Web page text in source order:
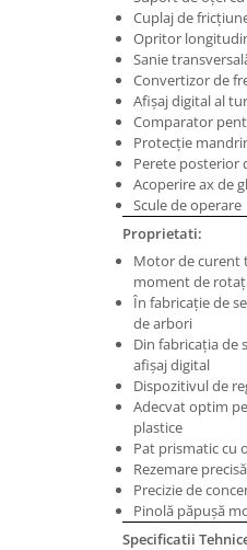
Masini de gaurit cu freza
Masini de frezat universale
Centre de prelucrare verticale
Masini de frezat cu batiu
Masini de frezat
Masini de frezat universale
Masini de frezat verticale
Masini de slefuit metal
Masini de ascutit burghie
Masini de lustruit
Masini de polizat bavuri cu
Masini de rectificat plan
Masini de rectificat plan
Masini de rectificat rotund
Masini de satinat
Masini de slefuit combinate
Masini de slefuit cu banda
Masini de slefuit cu disc
Masini de slefuit cu mediu
Cuplaj de
Opritor
Sanie
Convertizor de
Afişaj digital al
Comparator
Protecţie
Perete posterior
Acoperire ax de
Scule de operare
Proprietati:
Motor de curent
moment de
În fabricaţie de
de arbori
Din fabricaţia de
afişaj digital
Dispozitivul de
Adecvat optim
plastice
Pat prismatic cu
Rezemare
Precizie de
Pinolă păpuşă
Specificatii